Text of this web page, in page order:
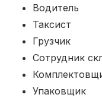
Водитель
Таксист
Грузчик
Сотрудник
Упаковщик